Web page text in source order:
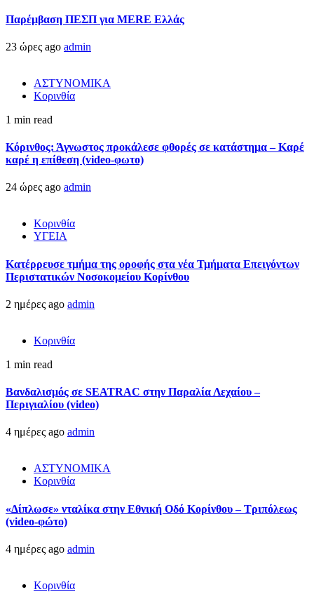
Παρέμβαση ΠΕΣΠ για MERE Ελλάς
23 ώρες ago admin
ΑΣΤΥΝΟΜΙΚΑ
Κορινθία
1 min read
Κόρινθος: Άγνωστος προκάλεσε φθορές σε κατάστημα – Καρέ
καρέ η επίθεση (video-φωτο)
24 ώρες ago admin
Κορινθία
ΥΓΕΙΑ
Kατέρρευσε τμήμα της οροφής στα νέα Τμήματα Επειγόντων
Περιστατικών Νοσοκομείου Κορίνθου
2 ημέρες ago admin
Κορινθία
1 min read
Βανδαλισμός σε SEATRAC στην Παραλία Λεχαίου –
Περιγιαλίου (video)
4 ημέρες ago admin
ΑΣΤΥΝΟΜΙΚΑ
Κορινθία
«Δίπλωσε» νταλίκα στην Εθνική Oδό Κορίνθου – Τριπόλεως
(video-φώτο)
4 ημέρες ago admin
Κορινθία